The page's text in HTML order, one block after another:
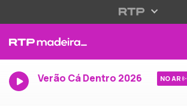
Verão Cá Dentro 2026 NO AR